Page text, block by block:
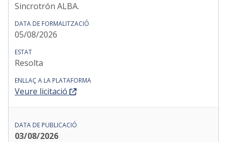
Sincrotrón ALBA.
05/08/2026
Resolta
Veure licitació
03/08/2026